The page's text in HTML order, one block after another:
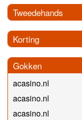
Tweedehands
Korting
Gokken
acasino.nl
acasino.nl
acasino.nl